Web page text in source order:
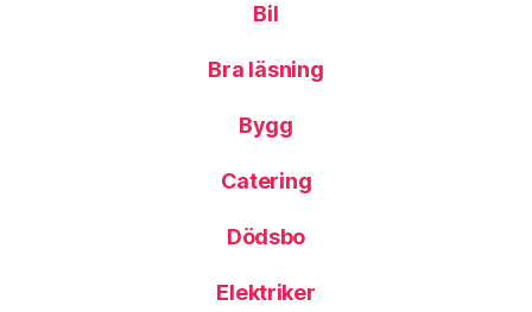
Bil
Bra läsning
Bygg
Catering
Dödsbo
Elektriker